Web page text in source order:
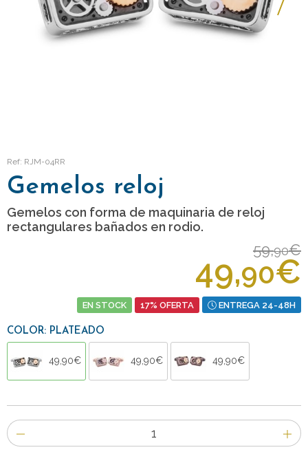
Ref: RJM-04RR
Gemelos reloj
Gemelos con forma de maquinaria de reloj
rectangulares bañados en rodio.
59,90€
49,90€
EN STOCK 17% OFERTA ENTREGA 24-48H
COLOR: PLATEADO
49,90€ 49,90€ 49,90€
Número
de